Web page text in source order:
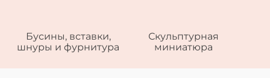
Бусины, вставки,
шнуры и фурнитура
Скульптурная
миниатюра